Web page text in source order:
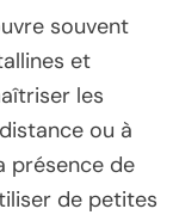
souvent
et
les
ou à
présence de
de petites